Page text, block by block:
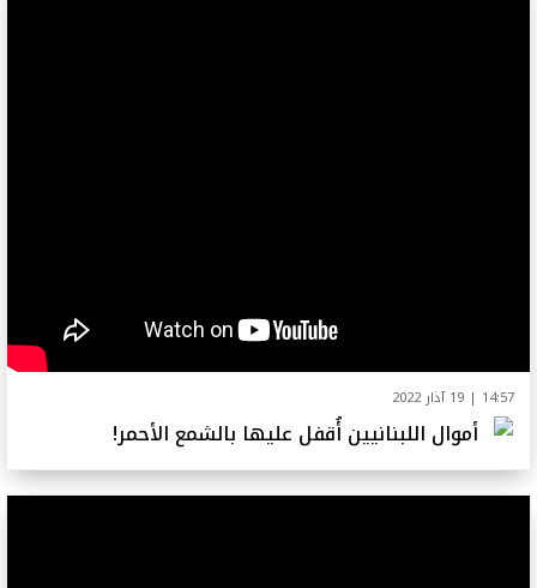
14:57 | 19 آذار 2022
أموال اللبنانيين أُقفل عليها بالشمع الأحمر!